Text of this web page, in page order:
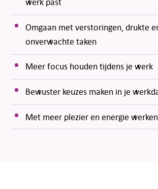
Omgaan met verstoringen, drukte
onverwachte taken
Meer focus houden tijdens je werk
Bewuster keuzes maken in je
Met meer plezier en energie werken